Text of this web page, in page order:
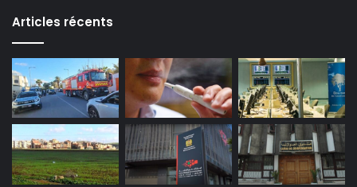
Articles récents